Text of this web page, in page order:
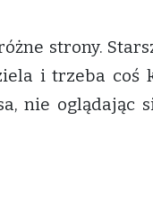
strony.
i trzeba coś
nie oglądając